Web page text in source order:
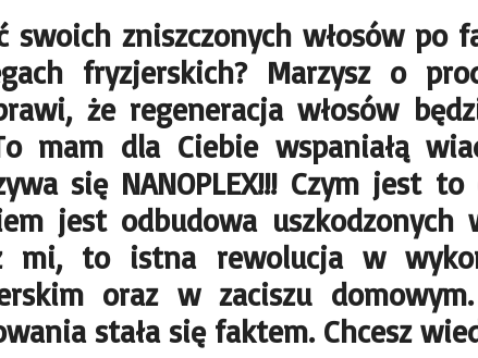
swoich zniszczonych włosów po
fryzjerskich? Marzysz o
że regeneracja włosów
mam dla Ciebie wspaniałą
się NANOPLEX!!! Czym jest
jest odbudowa uszkodzonych
mi, to istna rewolucja w
oraz w zaciszu domowym.
stała się faktem. Chcesz